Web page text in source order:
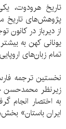
تاریخ هرودوت،
پژوهش‌های تاریخ
از دیرباز در کانون
یونانی کهن به
تمام زبان‌های
نخستین ترجمه
زیرنظر محمدحسن
به اختصار انجام
ایران باستان»